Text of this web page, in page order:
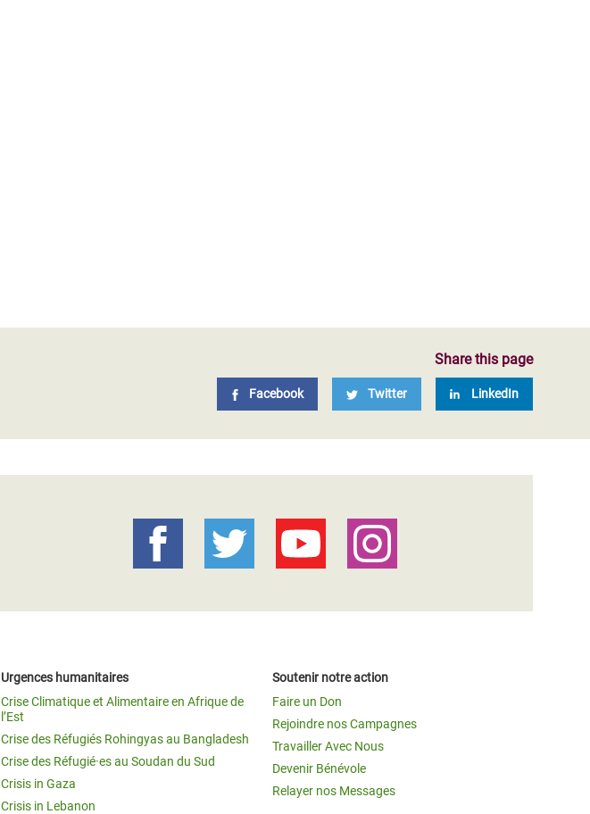
Share this page
Facebook Twitter LinkedIn
Urgences humanitaires
Crise Climatique et Alimentaire en Afrique de
l’Est
Crise des Réfugiés Rohingyas au Bangladesh
Crise des Réfugié·es au Soudan du Sud
Crisis in Gaza
Crisis in Lebanon
Soutenir notre action
Faire un Don
Rejoindre nos Campagnes
Travailler Avec Nous
Devenir Bénévole
Relayer nos Messages